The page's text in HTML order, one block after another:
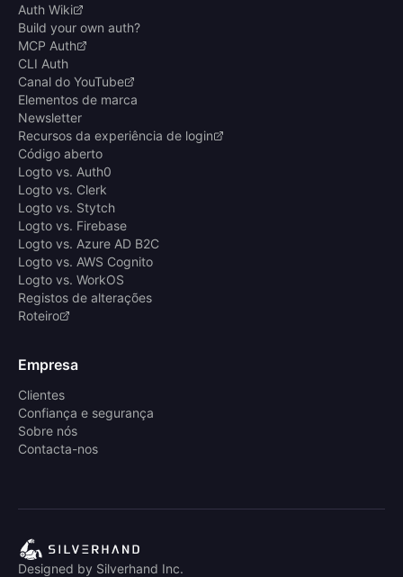
Auth Wiki
Build your own auth?
MCP Auth
CLI Auth
Canal do YouTube
Elementos de marca
Newsletter
Recursos da experiência de login
Código aberto
Logto vs. Auth0
Logto vs. Clerk
Logto vs. Stytch
Logto vs. Firebase
Logto vs. Azure AD B2C
Logto vs. AWS Cognito
Logto vs. WorkOS
Registos de alterações
Roteiro
Empresa
Clientes
Confiança e segurança
Sobre nós
Contacta-nos
Designed by Silverhand Inc.